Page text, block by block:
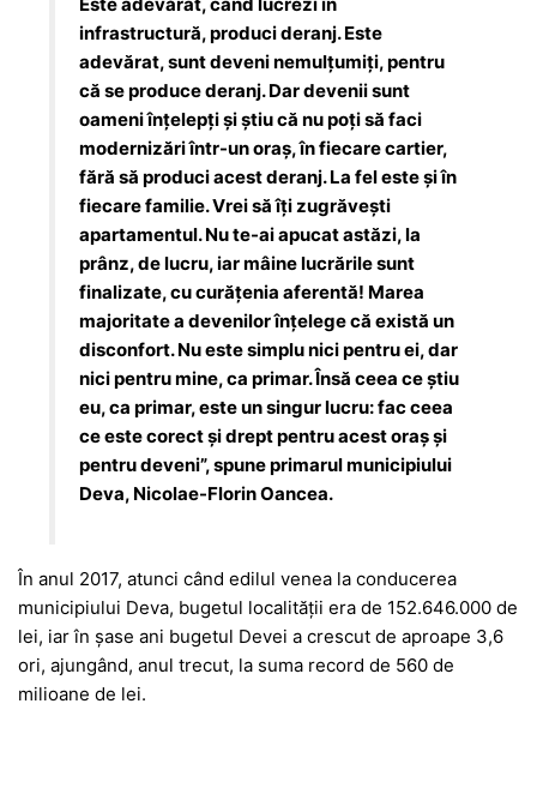
infrastructură, produci deranj. Este
adevărat, sunt deveni nemulțumiți, pentru
că se produce deranj. Dar devenii sunt
oameni înțelepți și știu că nu poți să faci
modernizări într-un oraș, în fiecare cartier,
fără să produci acest deranj. La fel este și în
fiecare familie. Vrei să îți zugrăvești
apartamentul. Nu te-ai apucat astăzi, la
prânz, de lucru, iar mâine lucrările sunt
finalizate, cu curățenia aferentă! Marea
majoritate a devenilor înțelege că există un
disconfort. Nu este simplu nici pentru ei, dar
nici pentru mine, ca primar. Însă ceea ce știu
eu, ca primar, este un singur lucru: fac ceea
ce este corect și drept pentru acest oraș și
pentru deveni”, spune primarul municipiului
Deva, Nicolae-Florin Oancea.
În anul 2017, atunci când edilul venea la conducerea
municipiului Deva, bugetul localității era de 152.646.000 de
lei, iar în șase ani bugetul Devei a crescut de aproape 3,6
ori, ajungând, anul trecut, la suma record de 560 de
milioane de lei.